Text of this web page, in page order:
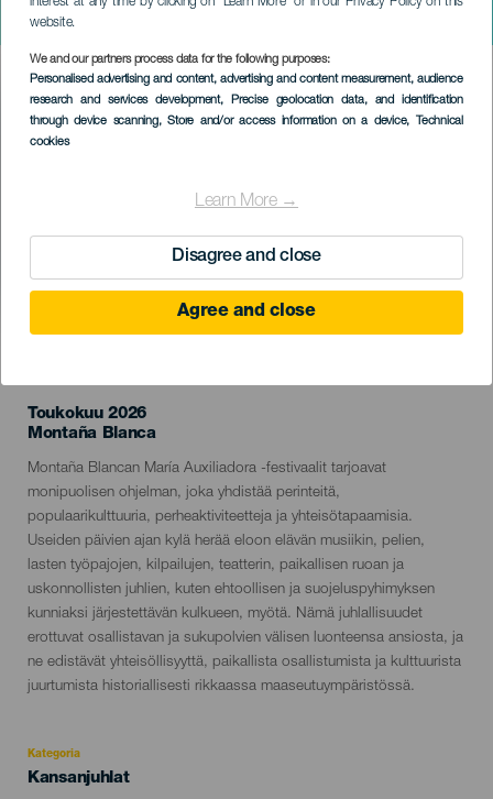
website.
We and our partners process data for the following purposes:
Personalised advertising and content, advertising and content measurement, audience
research and services development, Precise geolocation data, and identification
through device scanning, Store and/or access information on a device, Technical
cookies
Learn More →
Disagree and close
Agree and close
juhlallisuudet
Imagen
Listado
Toukokuu 2026
Localidad
Montaña Blanca
Descripción
del
evento
Montaña Blancan María Auxiliadora -festivaalit tarjoavat
monipuolisen ohjelman, joka yhdistää perinteitä,
populaarikulttuuria, perheaktiviteetteja ja yhteisötapaamisia.
Useiden päivien ajan kylä herää eloon elävän musiikin, pelien,
lasten työpajojen, kilpailujen, teatterin, paikallisen ruoan ja
uskonnollisten juhlien, kuten ehtoollisen ja suojeluspyhimyksen
kunniaksi järjestettävän kulkueen, myötä. Nämä juhlallisuudet
erottuvat osallistavan ja sukupolvien välisen luonteensa ansiosta, ja
ne edistävät yhteisöllisyyttä, paikallista osallistumista ja kulttuurista
juurtumista historiallisesti rikkaassa maaseutuympäristössä.
Kategoria
Categoría
Kansanjuhlat